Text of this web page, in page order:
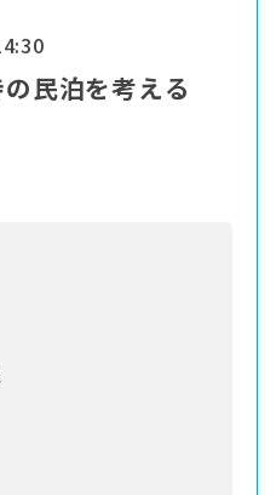
民泊を考える